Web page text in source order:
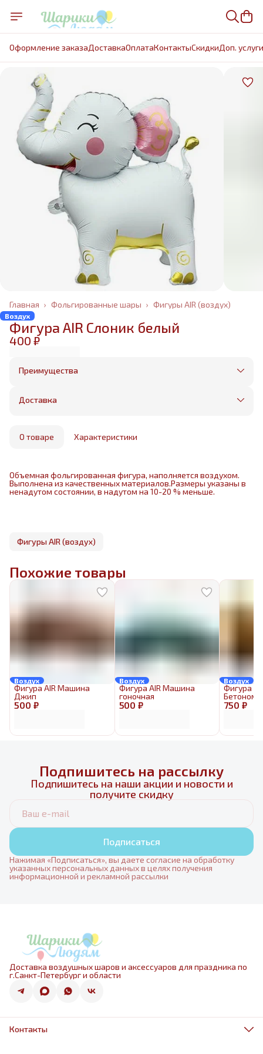
Оформление заказаДоставкаОплатаКонтактыCкидкиДоп. услуги
Фигуры AIR (воздух)
Фольгированные шары ›
Главная ›
Воздух
Фигура AIR Слоник белый
400 ₽
Преимущества
Оплата частями в Сплит
Бесплатная доставка в пределах КАД
маркетплейса
Доставка
О товаре Характеристики
Объемная фольгированная фигура, наполняется воздухом.
Выполнена из качественных материалов.Размеры указаны в
ненадутом состоянии, в надутом на 10-20 % меньше.
Фигуры AIR (воздух)
Похожие товары
Воздух
500 ₽
Фигура AIR Машина
Джип
Воздух
500 ₽
Фигура AIR Машина
гоночная
Воздух
750 ₽
Фигура
Подпишитесь на рассылку
Подпишитесь на наши акции и новости и
получите скидку
Подписаться
Нажимая «Подписаться», вы даете согласие на обработку
указанных персональных данных в целях получения
информационной и рекламной рассылки
Доставка воздушных шаров и аксессуаров для праздника по
г.Санкт-Петербург и области
Контакты